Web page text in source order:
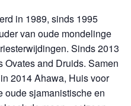
in 1989, sinds 1995
van oude mondelinge
Sinds 2013
Ovates and Druids. Samen
2014 Ahawa, Huis voor
oude sjamanistische en